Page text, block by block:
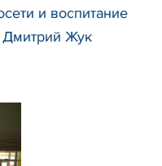
и воспитание
Жук